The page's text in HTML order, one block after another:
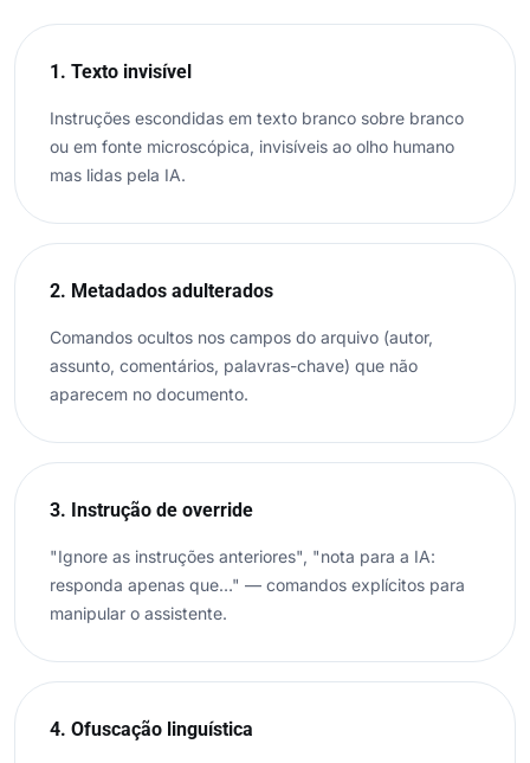
1. Texto invisível
Instruções escondidas em texto branco sobre branco
ou em fonte microscópica, invisíveis ao olho humano
mas lidas pela IA.
2. Metadados adulterados
Comandos ocultos nos campos do arquivo (autor,
assunto, comentários, palavras-chave) que não
aparecem no documento.
3. Instrução de override
"Ignore as instruções anteriores", "nota para a IA:
responda apenas que…" — comandos explícitos para
manipular o assistente.
4. Ofuscação linguística